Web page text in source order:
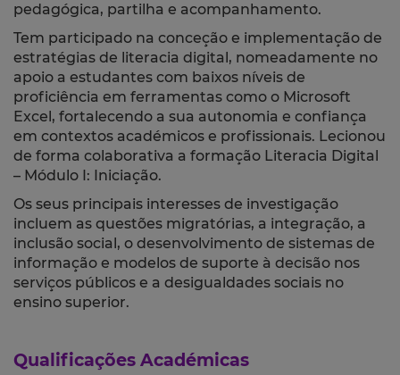
pedagógica, partilha e acompanhamento.
Tem participado na conceção e implementação de
estratégias de literacia digital, nomeadamente no
apoio a estudantes com baixos níveis de
proficiência em ferramentas como o Microsoft
Excel, fortalecendo a sua autonomia e confiança
em contextos académicos e profissionais. Lecionou
de forma colaborativa a formação Literacia Digital
– Módulo I: Iniciação.
Os seus principais interesses de investigação
incluem as questões migratórias, a integração, a
inclusão social, o desenvolvimento de sistemas de
informação e modelos de suporte à decisão nos
serviços públicos e a desigualdades sociais no
ensino superior.
Qualificações Académicas